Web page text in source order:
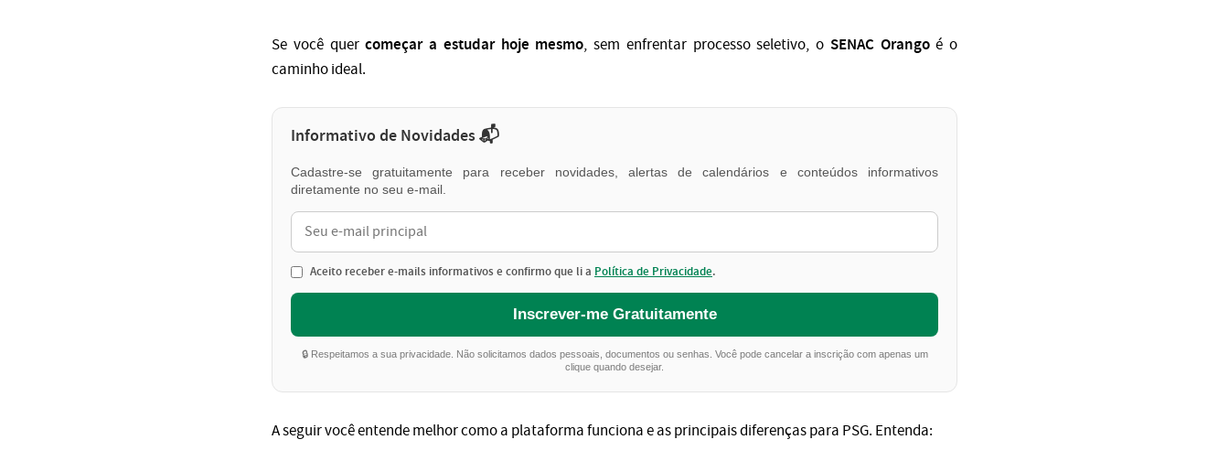
Se você quercomeçar a estudar hoje mesmo, sem enfrentar processo seletivo, o SENAC Orangoé o
caminho ideal.
Informativo de Novidades 📬
Cadastre-se gratuitamente para receber novidades, alertas de calendários e conteúdos informativos
diretamente no seu e-mail.
Aceito receber e-mails informativos e confirmo que li a Política de Privacidade.
Inscrever-me Gratuitamente
🔒 Respeitamos a sua privacidade. Não solicitamos dados pessoais, documentos ou senhas. Você pode cancelar a inscrição com apenas um
clique quando desejar.
A seguir você entende melhor como a plataforma funciona e as principais diferenças para PSG. Entenda: